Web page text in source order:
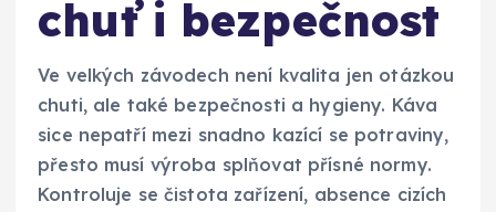
chuť i bezpečnost
Ve velkých závodech není kvalita jen otázkou
chuti, ale také bezpečnosti a hygieny. Káva
sice nepatří mezi snadno kazící se potraviny,
přesto musí výroba splňovat přísné normy.
Kontroluje se čistota zařízení, absence cizích